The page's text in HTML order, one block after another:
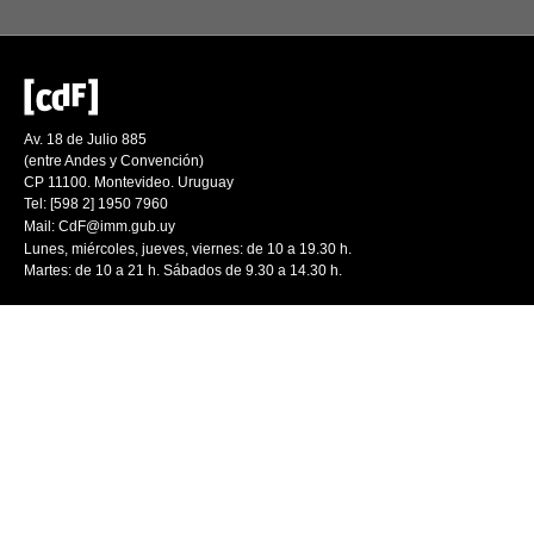
Av. 18 de Julio 885
(entre Andes y Convención)
CP 11100. Montevideo. Uruguay
Tel: [598 2] 1950 7960
Mail: CdF@imm.gub.uy
Lunes, miércoles, jueves, viernes: de 10 a 19.30 h.
Martes: de 10 a 21 h. Sábados de 9.30 a 14.30 h.